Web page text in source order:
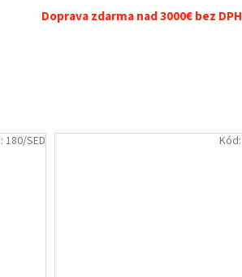
Doprava zdarma nad 3000€ bez DPH
180/SED Kód: